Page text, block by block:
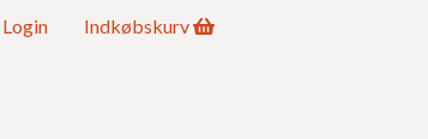
Login Indkøbskurv